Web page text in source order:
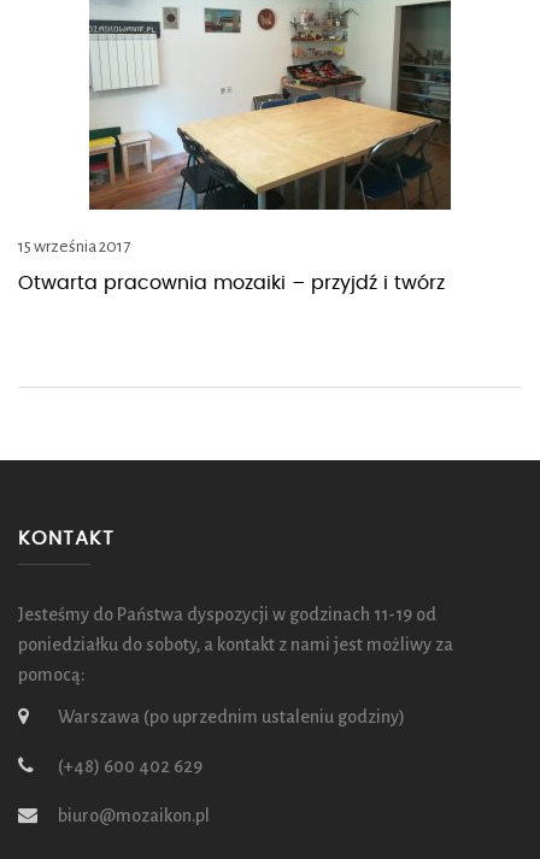
15 września 2017
Otwarta pracownia mozaiki – przyjdź i twórz
KONTAKT
Jesteśmy do Państwa dyspozycji w godzinach 11-19 od
poniedziałku do soboty, a kontakt z nami jest możliwy za
pomocą:
Warszawa (po uprzednim ustaleniu godziny)
(+48) 600 402 629
biuro@mozaikon.pl